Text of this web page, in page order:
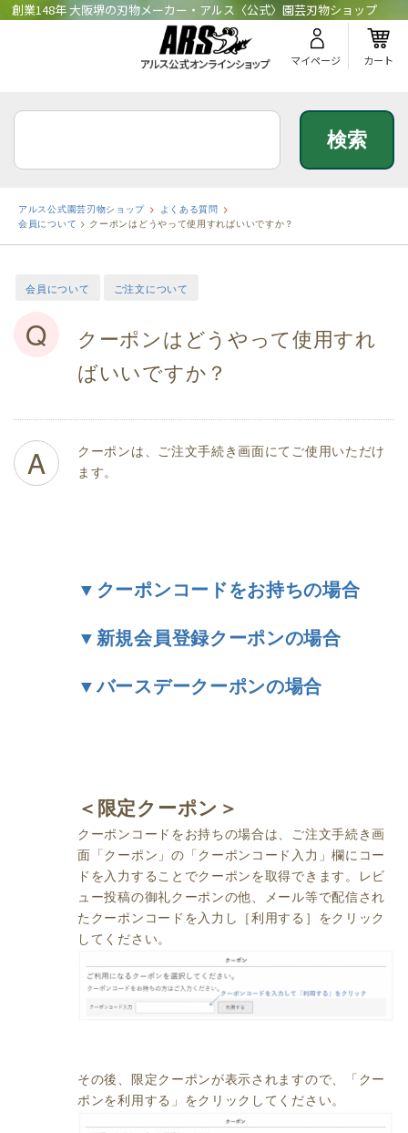
創業148年 大阪堺の刃物メーカー・アルス〈公式〉園芸刃物ショップ
マイページ カート
アルス公式園芸刃物ショップ
よくある質問
会員について > クーポンはどうやって使用すればいいですか？
会員について ご注文について
Q
クーポンはどうやって使用すれ
ばいいですか？
A
クーポンは、ご注文手続き画面にてご使用いただけ
ます。
▼クーポンコードをお持ちの場合
▼新規会員登録クーポンの場合
▼バースデークーポンの場合
＜限定クーポン＞
クーポンコードをお持ちの場合は、ご注文手続き画
面「クーポン」の「クーポンコード入力」欄にコー
ドを入力することでクーポンを取得できます。レビ
ュー投稿の御礼クーポンの他、メール等で配信され
たクーポンコードを入力し［利用する］をクリック
してください。
その後、限定クーポンが表示されますので、「クー
ポンを利用する」をクリックしてください。